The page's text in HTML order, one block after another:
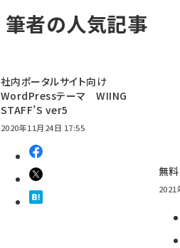
筆者の人気記事
社内ポータルサイト向け
WordPressテーマ WIING
STAFF’S ver5
2020年11月24日 17:55
無
2021